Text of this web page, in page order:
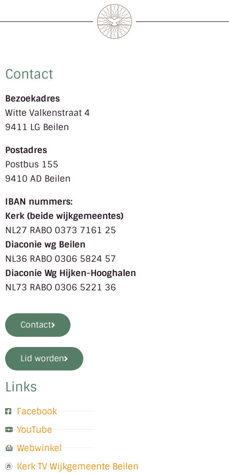
Contact
Bezoekadres
Witte Valkenstraat 4
9411 LG Beilen
Postadres
Postbus 155
9410 AD Beilen
IBAN nummers:
Kerk (beide wijkgemeentes)
NL27 RABO 0373 7161 25
Diaconie wg Beilen
NL36 RABO 0306 5824 57
Diaconie Wg Hijken-Hooghalen
NL73 RABO 0306 5221 36
Contact
Lid worden
Links
Facebook
YouTube
Webwinkel
Kerk TV Wijkgemeente Beilen